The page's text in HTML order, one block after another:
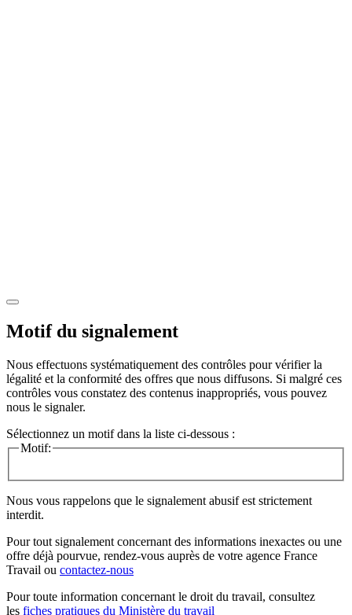
Motif du signalement
Nous effectuons systématiquement des contrôles pour vérifier la
légalité et la conformité des offres que nous diffusons. Si malgré ces
contrôles vous constatez des contenus inappropriés, vous pouvez
nous le signaler.
Sélectionnez un motif dans la liste ci-dessous :
Motif:
Nous vous rappelons que le signalement abusif est strictement
interdit.
Pour tout signalement concernant des informations inexactes ou une
offre déjà pourvue, rendez-vous auprès de votre agence France
Travail ou contactez-nous
Pour toute information concernant le droit du travail, consultez
les fiches pratiques du Ministère du travail